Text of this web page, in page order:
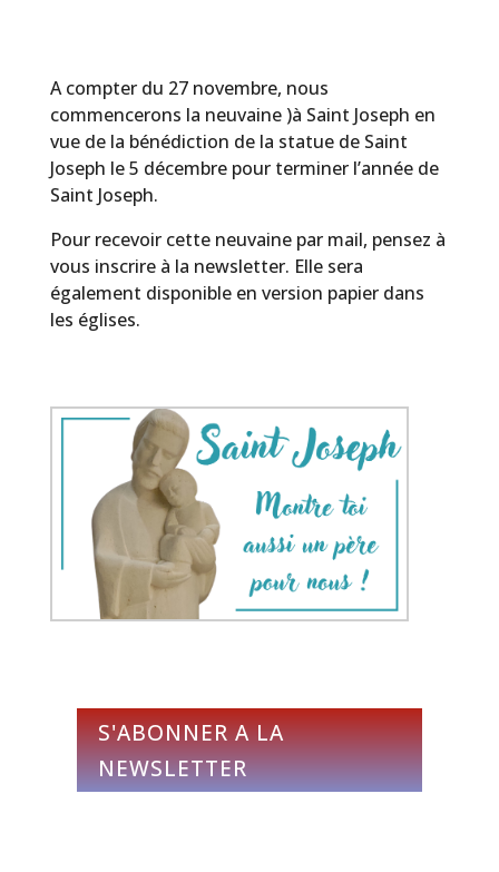
A compter du 27 novembre, nous
commencerons la neuvaine )à Saint Joseph en
vue de la bénédiction de la statue de Saint
Joseph le 5 décembre pour terminer l’année de
Saint Joseph.
Pour recevoir cette neuvaine par mail, pensez à
vous inscrire à la newsletter. Elle sera
également disponible en version papier dans
les églises.
S'ABONNER A LA
NEWSLETTER